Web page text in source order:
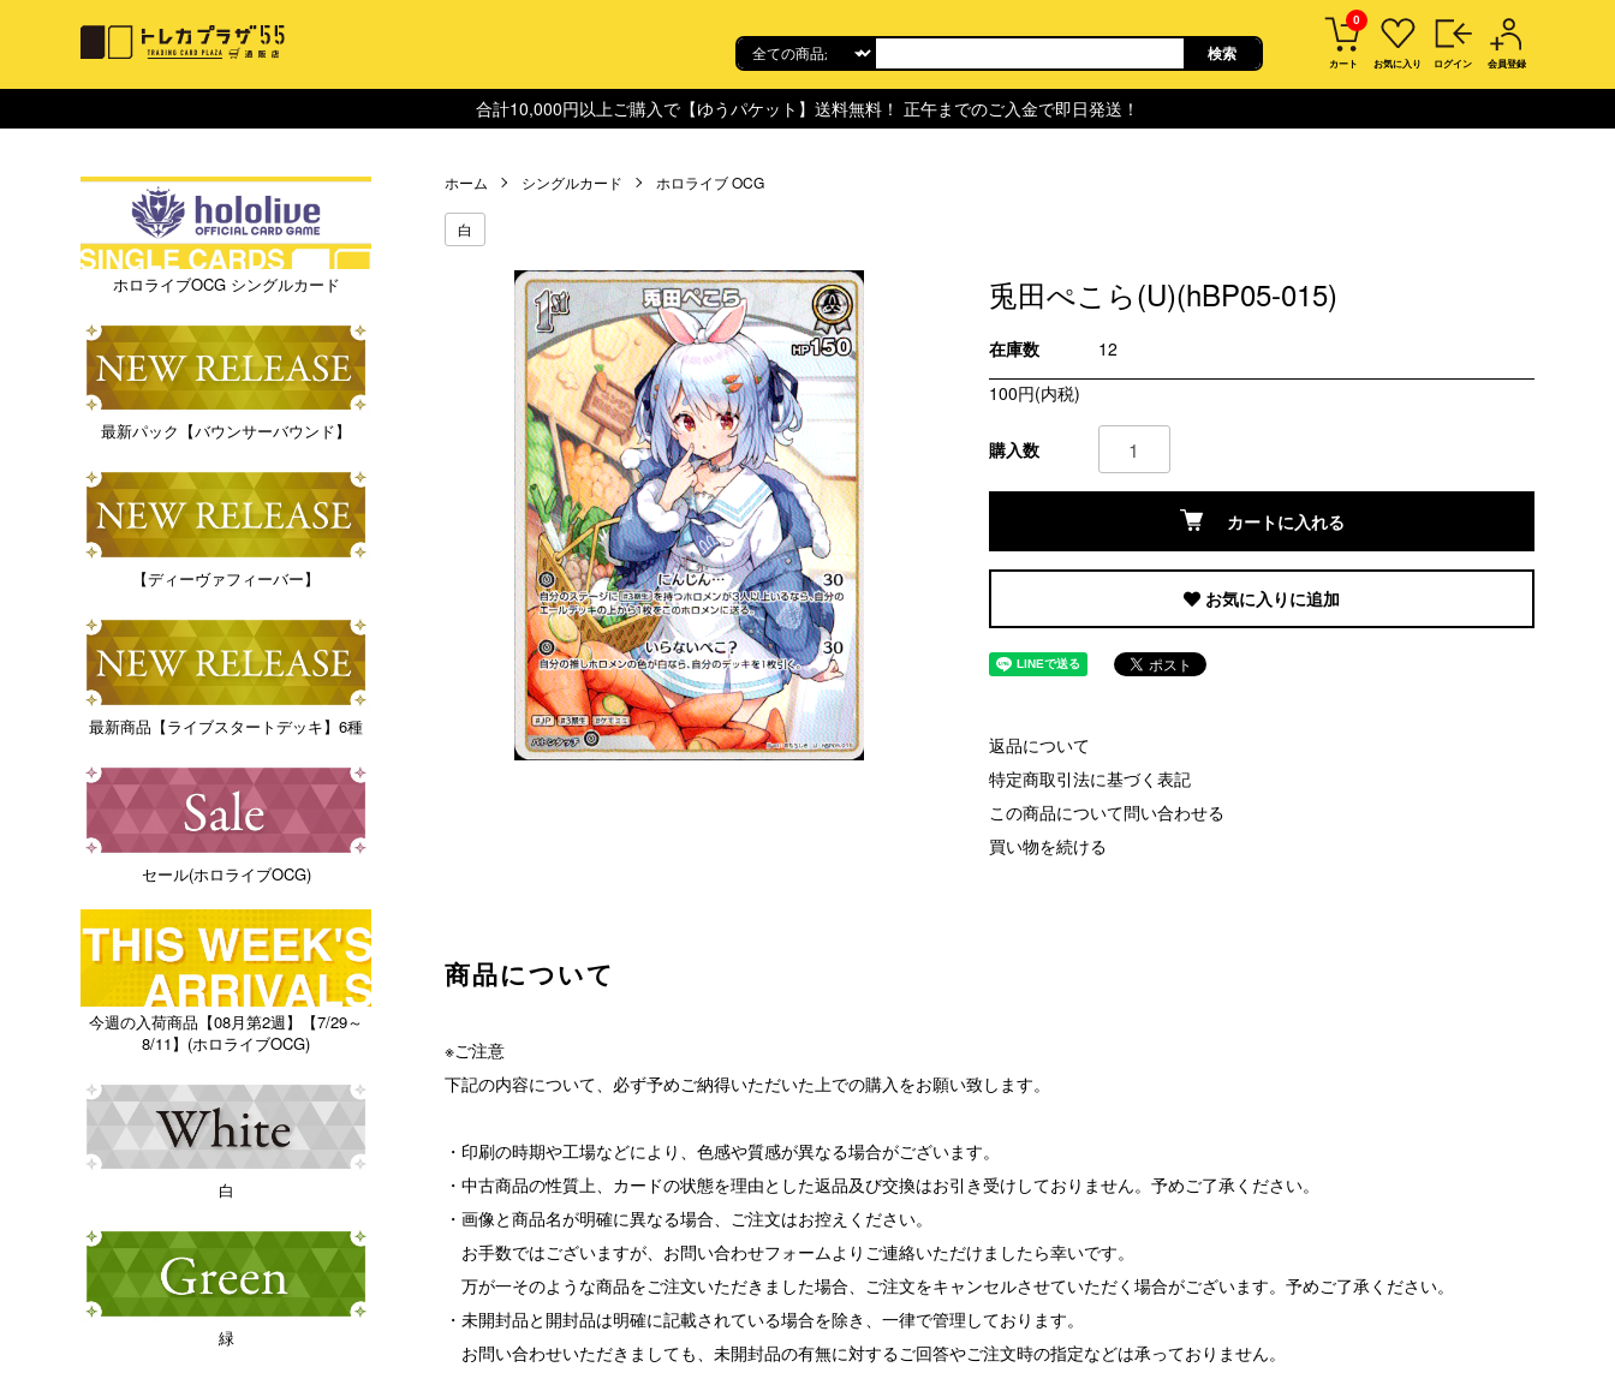
0
カート お気に入り ログイン 会員登録
合計10,000円以上ご購入で【ゆうパケット】送料無料！ 正午までのご入金で即日発送！
ホーム シングルカード ホロライブ OCG
白
兎田ぺこら(U)(hBP05-015)
在庫数
12
100円(内税)
購入数
カートに入れる
お気に入りに追加
返品について
特定商取引法に基づく表記
この商品について問い合わせる
買い物を続ける
商品について
※ご注意
下記の内容について、必ず予めご納得いただいた上での購入をお願い致します。
・印刷の時期や工場などにより、色感や質感が異なる場合がございます。
・中古商品の性質上、カードの状態を理由とした返品及び交換はお引き受けしておりません。予めご了承ください。
・画像と商品名が明確に異なる場合、ご注文はお控えください。
お手数ではございますが、お問い合わせフォームよりご連絡いただけましたら幸いです。
万が一そのような商品をご注文いただきました場合、ご注文をキャンセルさせていただく場合がございます。予めご了承ください。
・未開封品と開封品は明確に記載されている場合を除き、一律で管理しております。
お問い合わせいただきましても、未開封品の有無に対するご回答やご注文時の指定などは承っておりません。
ホロライブOCG シングルカード
最新パック【バウンサーバウンド】
【ディーヴァフィーバー】
最新商品【ライブスタートデッキ】6種
セール(ホロライブOCG)
今週の入荷商品【08月第2週】【7/29～
8/11】(ホロライブOCG)
白
緑